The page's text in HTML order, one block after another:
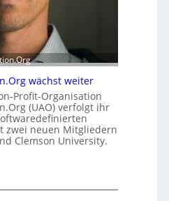
wächst weiter
Profit-Organisation
(UAO) verfolgt ihr
zwei neuen Mitgliedern
Clemson University.